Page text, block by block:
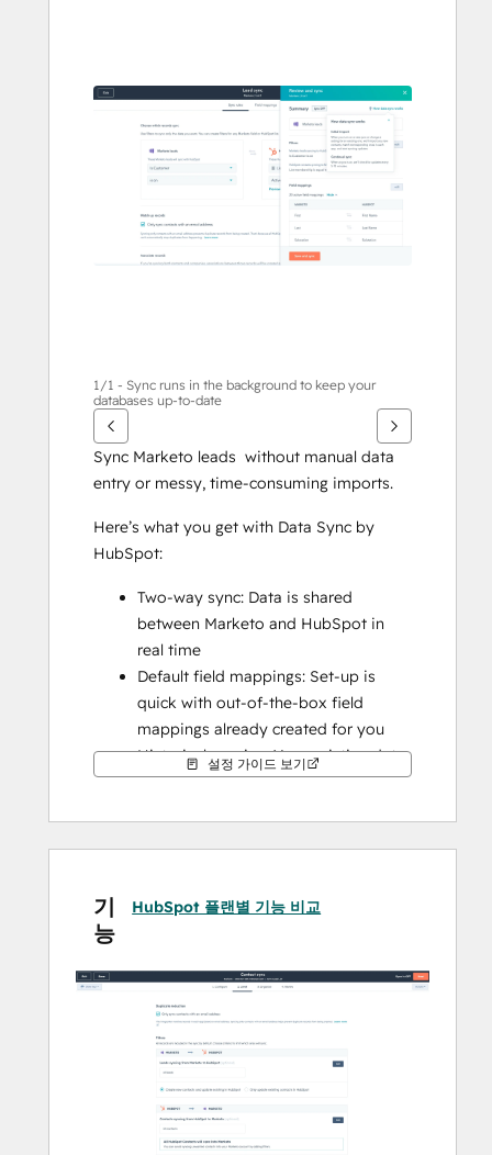
을
하
십
시
오.
1/1 - Sync runs in the background to keep your
databases up-to-date
Sync Marketo leads  without manual data
entry or messy, time-consuming imports.
Here’s what you get with Data Sync by
HubSpot:
Two-way sync: Data is shared
between Marketo and HubSpot in
real time
Default field mappings: Set-up is
quick with out-of-the-box field
mappings already created for you
Historical syncing: Your existing data
will sync right away, and updates will
설정 가이드 보기
기
능
HubSpot 플랜별 기능 비교